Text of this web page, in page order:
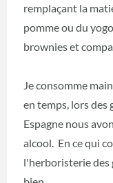
remplaçant la
pomme ou du
brownies et
Je consomme
en temps, lors des
Espagne nous
alcool. En ce qui
l'herboristerie des